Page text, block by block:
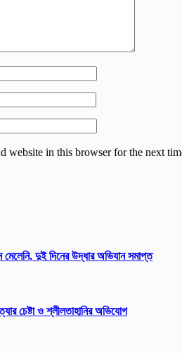
website in this browser for the next
দুই দিনের উদ্ধার অভিযান সমাপ্ত
চেষ্টা ও শ্লীলতাহানির অভিযোগ